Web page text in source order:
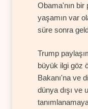
Obama'nın bir
yaşamın var
süre sonra
Trump
büyük ilgi göz
Bakanı'na ve
dünya dışı ve